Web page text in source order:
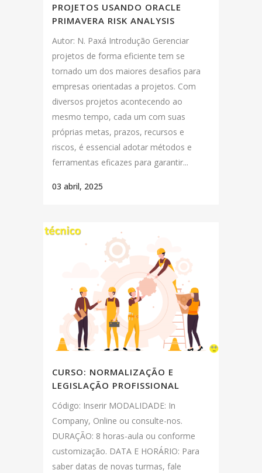
PROJETOS USANDO ORACLE
PRIMAVERA RISK ANALYSIS
Autor: N. Paxá Introdução Gerenciar
projetos de forma eficiente tem se
tornado um dos maiores desafios para
empresas orientadas a projetos. Com
diversos projetos acontecendo ao
mesmo tempo, cada um com suas
próprias metas, prazos, recursos e
riscos, é essencial adotar métodos e
ferramentas eficazes para garantir...
03 abril, 2025
CURSO: NORMALIZAÇÃO E
LEGISLAÇÃO PROFISSIONAL
Código: Inserir MODALIDADE: In
Company, Online ou consulte-nos.
DURAÇÃO: 8 horas-aula ou conforme
customização. DATA E HORÁRIO: Para
saber datas de novas turmas, fale